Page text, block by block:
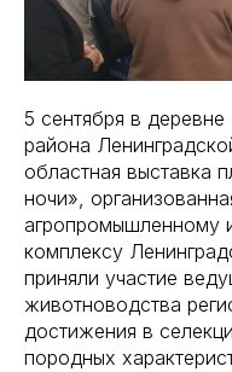
5 сентября в
района
областная выставка
ночи»,
агропромышленному
комплексу
приняли участие
животноводства
достижения в
породных